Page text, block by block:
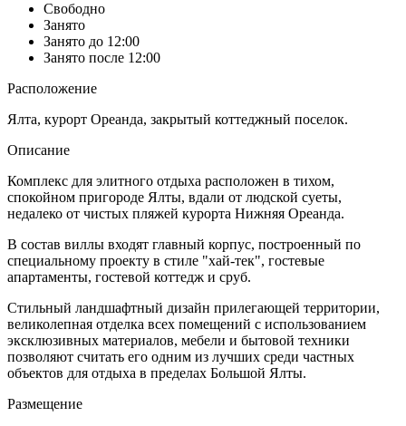
Свободно
Занято
Занято до 12:00
Занято после 12:00
Расположение
Ялта, курорт Ореанда, закрытый коттеджный поселок.
Описание
Комплекс для элитного отдыха расположен в тихом,
спокойном пригороде Ялты, вдали от людской суеты,
недалеко от чистых пляжей курорта Нижняя Ореанда.
В состав виллы входят главный корпус, построенный по
специальному проекту в стиле "хай-тек", гостевые
апартаменты, гостевой коттедж и сруб.
Стильный ландшафтный дизайн прилегающей территории,
великолепная отделка всех помещений с использованием
эксклюзивных материалов, мебели и бытовой техники
позволяют считать его одним из лучших среди частных
объектов для отдыха в пределах Большой Ялты.
Размещение